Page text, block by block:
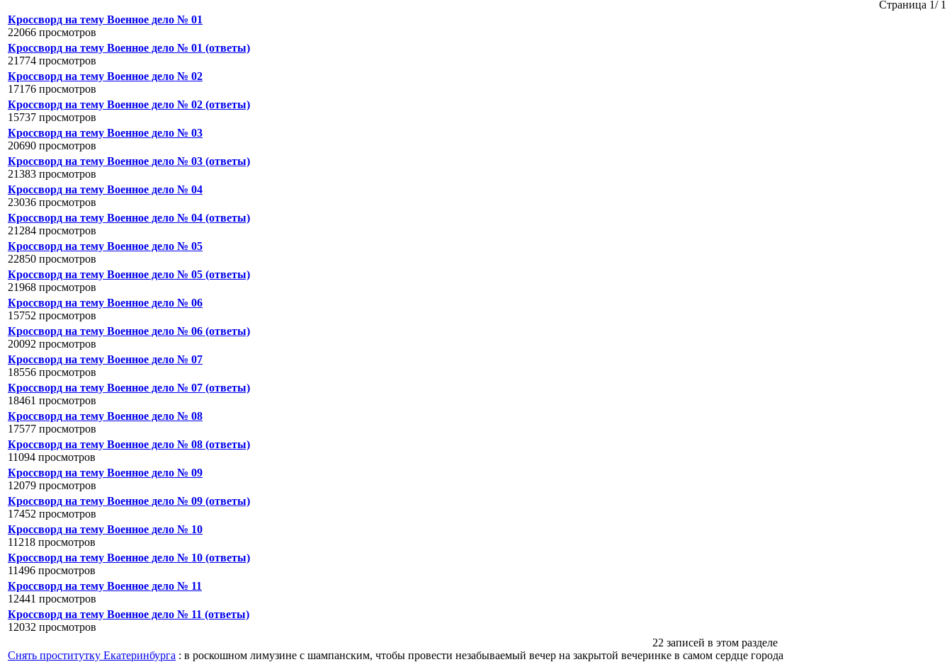
Страница 1/ 1
Кроссворд на тему Военное дело № 01
22066 просмотров
Кроссворд на тему Военное дело № 01 (ответы)
21774 просмотров
Кроссворд на тему Военное дело № 02
17176 просмотров
Кроссворд на тему Военное дело № 02 (ответы)
15737 просмотров
Кроссворд на тему Военное дело № 03
20690 просмотров
Кроссворд на тему Военное дело № 03 (ответы)
21383 просмотров
Кроссворд на тему Военное дело № 04
23036 просмотров
Кроссворд на тему Военное дело № 04 (ответы)
21284 просмотров
Кроссворд на тему Военное дело № 05
22850 просмотров
Кроссворд на тему Военное дело № 05 (ответы)
21968 просмотров
Кроссворд на тему Военное дело № 06
15752 просмотров
Кроссворд на тему Военное дело № 06 (ответы)
20092 просмотров
Кроссворд на тему Военное дело № 07
18556 просмотров
Кроссворд на тему Военное дело № 07 (ответы)
18461 просмотров
Кроссворд на тему Военное дело № 08
17577 просмотров
Кроссворд на тему Военное дело № 08 (ответы)
11094 просмотров
Кроссворд на тему Военное дело № 09
12079 просмотров
Кроссворд на тему Военное дело № 09 (ответы)
17452 просмотров
Кроссворд на тему Военное дело № 10
11218 просмотров
Кроссворд на тему Военное дело № 10 (ответы)
11496 просмотров
Кроссворд на тему Военное дело № 11
12441 просмотров
Кроссворд на тему Военное дело № 11 (ответы)
12032 просмотров
22 записей в этом разделе
Снять проститутку Екатеринбурга : в роскошном лимузине с шампанским, чтобы провести незабываемый вечер на закрытой вечеринке в самом сердце города